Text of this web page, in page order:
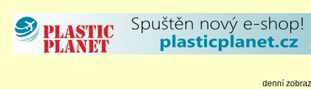
denní